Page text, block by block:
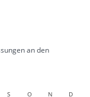
an den
S O N D